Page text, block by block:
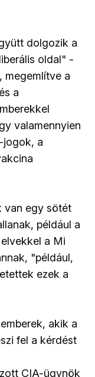
dolgozik a
oldal" -
megemlítve a
a
valamennyien
jogok, a
van egy sötét
például a
a Mi
"például,
ezek a
akik a
fel a kérdést
CIA-ügynök